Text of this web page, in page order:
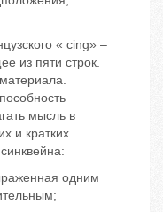
« cing» –
из пяти строк.
мысль в
и кратких
одним